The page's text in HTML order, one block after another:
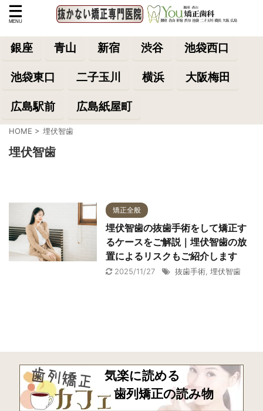
銀座 青山 新宿 渋谷 池袋西口
池袋東口 二子玉川 横浜 大阪梅田
広島駅前 広島紙屋町
HOME > 埋伏智歯
埋伏智歯
矯正全般
埋伏智歯の抜歯手術をして矯正す
るケースをご解説｜埋伏智歯の放
置によるリスクもご紹介します
2025/11/27 抜歯手術 埋伏智歯
気楽に読める
歯列矯正の読み物